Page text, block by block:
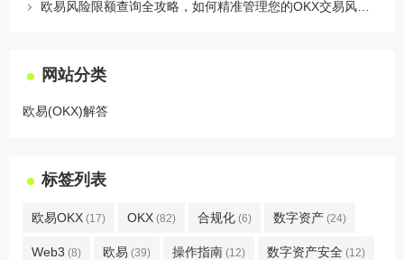
网站分类
欧易(OKX)解答
标签列表
欧易OKX (17) OKX (82) 合规化 (6) 数字资产 (24)
Web3 (8) 欧易 (39) 操作指南 (12) 数字资产安全 (12)